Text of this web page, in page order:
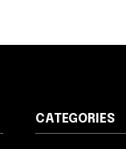
CATEGORIES